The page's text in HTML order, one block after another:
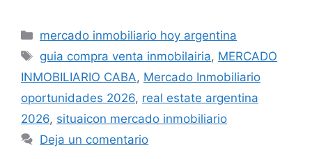
Categorías
mercado inmobiliario hoy argentina
Etiquetas
guia compra venta inmobilairia, MERCADO
INMOBILIARIO CABA, Mercado Inmobiliario
oportunidades 2026, real estate argentina
2026, situaicon mercado inmobiliario
Deja un comentario